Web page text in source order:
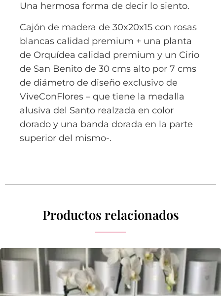
Una hermosa forma de decir lo siento.
Cajón de madera de 30x20x15 con rosas
blancas calidad premium + una planta
de Orquídea calidad premium y un Cirio
de San Benito de 30 cms alto por 7 cms
de diámetro de diseño exclusivo de
ViveConFlores – que tiene la medalla
alusiva del Santo realzada en color
dorado y una banda dorada en la parte
superior del mismo-.
Productos relacionados